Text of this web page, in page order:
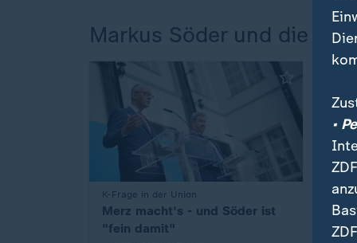
Markus Söder und die K-
K-Frage in der Union
:
Merz macht's - und Söder ist
"fein damit"
•